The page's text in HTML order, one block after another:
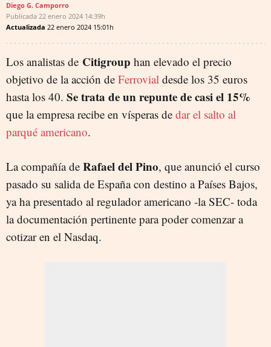
Diego G. Camporro
Publicada 22 enero 2024 14:39h
Actualizada 22 enero 2024 15:01h
Los analistas de Citigroup han elevado el precio
objetivo de la acción de Ferrovial desde los 35 euros
hasta los 40. Se trata de un repunte de casi el 15%
que la empresa recibe en vísperas de dar el salto al
parqué americano.
La compañía de Rafael del Pino, que anunció el curso
pasado su salida de España con destino a Países Bajos,
ya ha presentado al regulador americano -la SEC- toda
la documentación pertinente para poder comenzar a
cotizar en el Nasdaq.